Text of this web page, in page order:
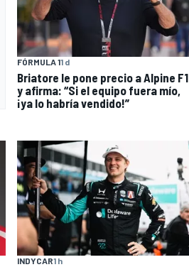
FÓRMULA 11 d
Briatore le pone precio a Alpine F1
y afirma: “Si el equipo fuera mío,
¡ya lo habría vendido!”
INDYCAR1 h